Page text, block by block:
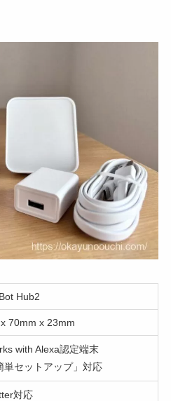
Hub2
70mm x 23mm
with Alexa認定端末
単セットアップ」対応
対応